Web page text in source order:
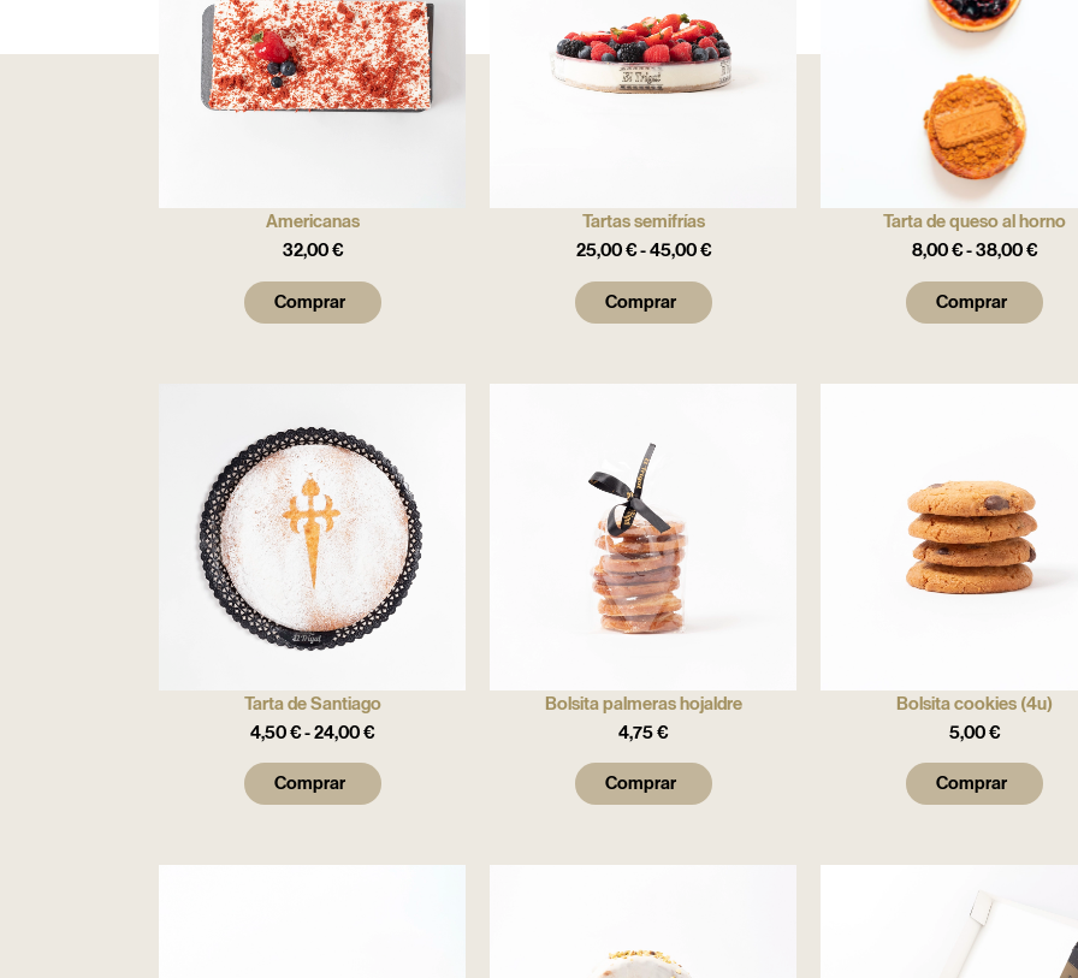
Americanas
32,00€
Comprar
Tartas semifrías
25,00€-45,00€
Comprar
Tarta de queso al horno
8,00€-38,00€
Comprar
Tarta de Santiago
4,50€-24,00€
Comprar
Bolsita palmeras hojaldre
4,75€
Comprar
Bolsita cookies (4u)
5,00€
Comprar